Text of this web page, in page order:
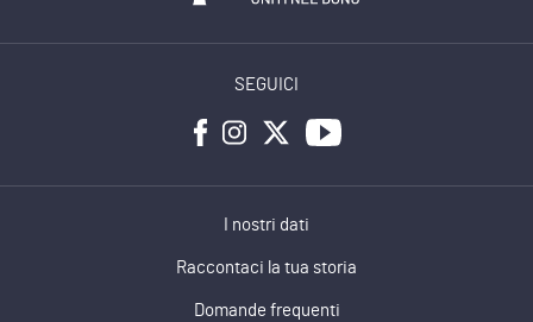
SEGUICI
I nostri dati
Raccontaci la tua storia
Domande frequenti